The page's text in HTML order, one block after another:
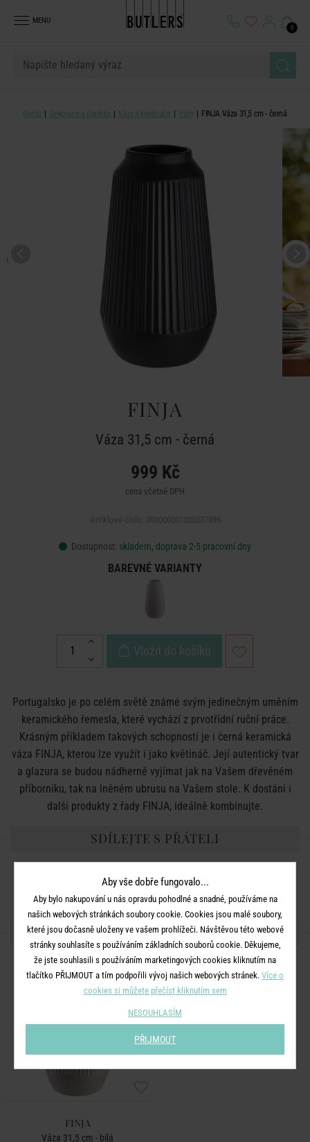
MENU
0
Domů Dekorace a doplňky Vázy a květináče Vázy FINJA Váza 31,5 cm - černá
FINJA
Váza 31,5 cm - černá
999 Kč
cena včetně DPH
Dostupnost: skladem, doprava 2-5 pracovní dny
BAREVNÉ VARIANTY
Vložit do košíku
Portugalsko je po celém světě známé svým jedinečným uměním
keramického řemesla, které vychází z prvotřídní ruční práce.
Krásným příkladem takových schopností je i černá keramická
váza FINJA, kterou lze využít i jako květináč. Její autentický tvar
a glazura se budou nádherně vyjímat jak na Vašem dřevěném
příborníku, tak na lněném ubrusu na Vašem stole. K dostání i
další produkty z řady FINJA, ideálně kombinujte.
SDÍLEJTE S PŘÁTELI
DALŠÍ PRODUKTY ZE SÉRIE
FINJA
Váza 31,5 cm - bílá
Aby vše dobře fungovalo...
Aby bylo nakupování u nás opravdu pohodlné a snadné, používáme na
našich webových stránkách soubory cookie. Cookies jsou malé soubory,
které jsou dočasně uloženy ve vašem prohlížeči. Návštěvou této webové
stránky souhlasíte s používáním základních souborů cookie. Děkujeme,
že jste souhlasili s používáním marketingových cookies kliknutím na
tlačítko PŘIJMOUT a tím podpořili vývoj našich webových stránek. Více o
cookies si můžete přečíst kliknutím sem
NESOUHLASÍM
PŘIJMOUT